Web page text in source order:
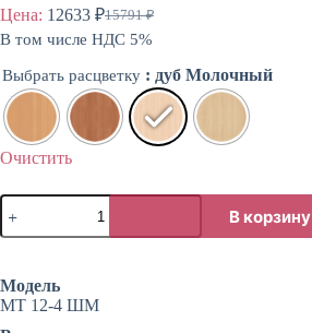
Цена: 15791₽
Первоначальная
цена
15791 ₽.
12633 ₽Текущая
цена:
В том числе НДС 5%
Выбрать расцветку : дуб Молочный
Очистить
Количество
товара
Витрина
буфета
большая
В корзину
Модель
МТ 12-4 ШМ